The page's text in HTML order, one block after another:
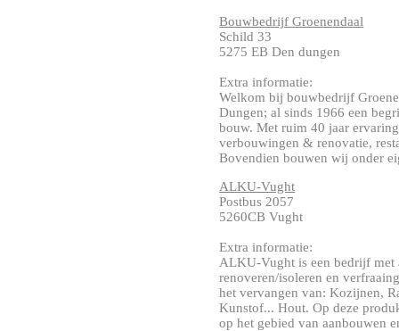
Bouwbedrijf Groenendaal
Schild 33
5275 EB Den dungen
Extra informatie:
Welkom bij bouwbedrijf
Dungen; al sinds 1966 een
bouw. Met ruim 40 jaar
verbouwingen & renovatie,
Bovendien bouwen wij onder
ALKU-Vught
Postbus 2057
5260CB Vught
Extra informatie:
ALKU-Vught is een bedrijf met
renoveren/isoleren en
het vervangen van: Kozijnen,
Kunstof... Hout. Op deze
op het gebied van aanbouwen